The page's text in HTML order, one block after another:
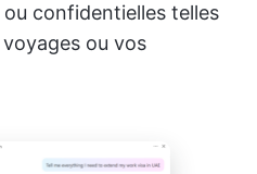
confidentielles telles
ou vos